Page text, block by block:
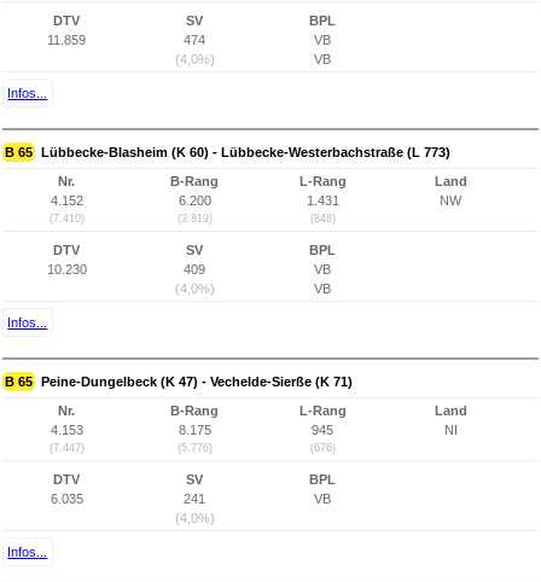
DTV
11.859
SV
474
(4,0%)
BPL
VB
VB
Infos...
B 65 Lübbecke-Blasheim (K 60) - Lübbecke-Westerbachstraße (L 773)
Nr.
4.152
(7.410)
B-Rang
6.200
(3.819)
L-Rang
1.431
(848)
Land
NW
DTV
10.230
SV
409
(4,0%)
BPL
VB
VB
Infos...
B 65 Peine-Dungelbeck (K 47) - Vechelde-Sierße (K 71)
Nr.
4.153
(7.447)
B-Rang
8.175
(5.776)
L-Rang
945
(676)
Land
NI
DTV
6.035
SV
241
(4,0%)
BPL
VB
Infos...